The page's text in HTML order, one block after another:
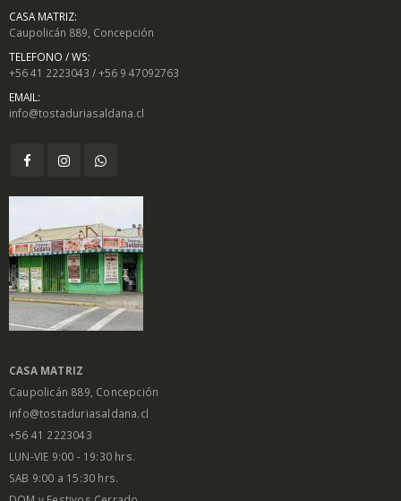
CASA MATRIZ:
Caupolicán 889, Concepción
TELEFONO / WS:
+56 41 2223043 / +56 9 47092763
EMAIL:
info@tostaduriasaldana.cl
CASA MATRIZ
Caupolicán 889, Concepción
info@tostaduriasaldana.cl
+56 41 2223043
LUN-VIE 9:00 - 19:30 hrs.
SAB 9:00 a 15:30 hrs.